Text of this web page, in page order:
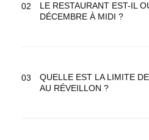
LE RESTAURANT EST-IL
DÉCEMBRE À MIDI ?
QUELLE EST LA LIMITE
AU RÉVEILLON ?